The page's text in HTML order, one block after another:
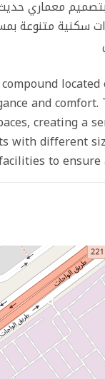
بتصميم معماري
سكنية متنوعة
and
creating a
with different
to